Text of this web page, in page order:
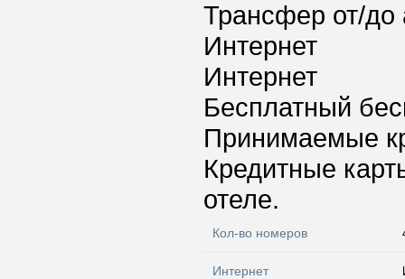
Трансфер от/до
Интернет
Интернет
Бесплатный
Принимаемые
Кредитные
отеле.
Кол-во номеров
Интернет